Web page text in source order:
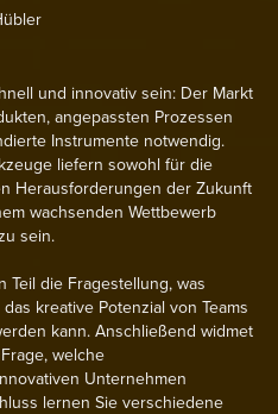
und innovativ sein: Der Markt
angepassten Prozessen
Instrumente notwendig.
liefern sowohl für die
Herausforderungen der Zukunft
wachsenden Wettbewerb
sein.
Teil die Fragestellung, was
kreative Potenzial von Teams
kann. Anschließend widmet
welche
Unternehmen
lernen Sie verschiedene